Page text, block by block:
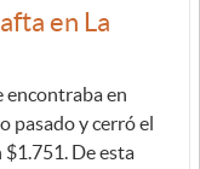
en La
encontraba en
pasado y cerró el
$1.751. De esta